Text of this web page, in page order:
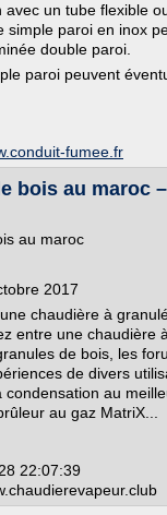
avec un tube flexible
simple paroi en inox
double paroi.
paroi peuvent
fumee.fr
bois au maroc
au maroc
2017
chaudière à
entre une chaudière
de bois, les
de divers
condensation au
au gaz MatriX...
22:07:39